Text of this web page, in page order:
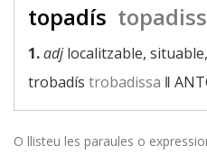
topadís
1.adjlocalitzable,
trobadís trobadissa ‖
O llisteu les paraules o